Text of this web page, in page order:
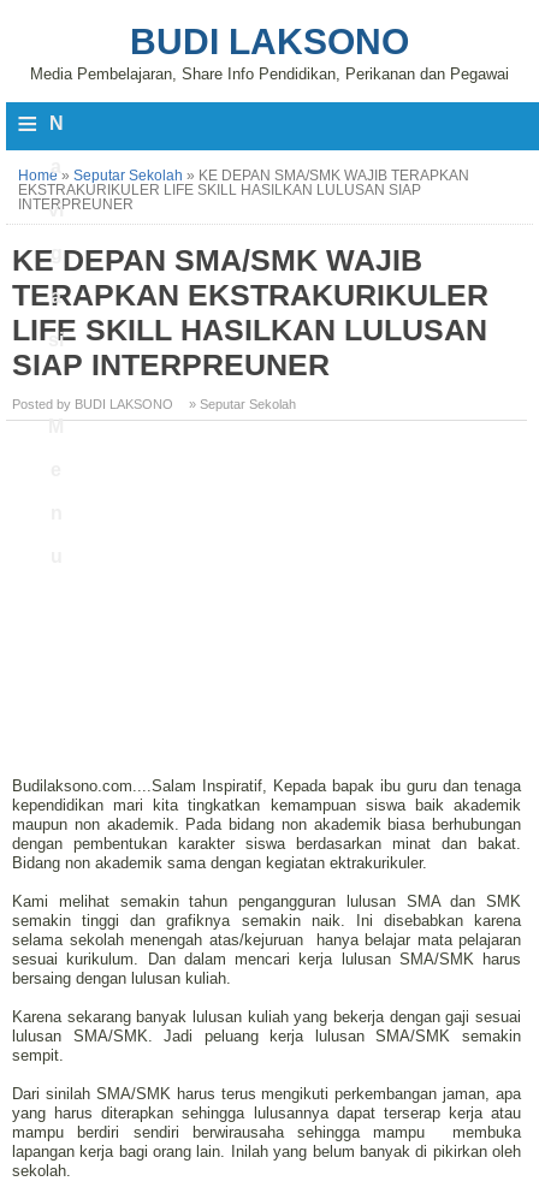
BUDI LAKSONO
Media Pembelajaran, Share Info Pendidikan, Perikanan dan Pegawai
≡ N
vi
g
a
si
M
Home » Seputar Sekolah » KE DEPAN SMA/SMK WAJIB TERAPKAN
EKSTRAKURIKULER LIFE SKILL HASILKAN LULUSAN SIAP
INTERPREUNER
KE DEPAN SMA/SMK WAJIB
TERAPKAN EKSTRAKURIKULER
LIFE SKILL HASILKAN LULUSAN
SIAP INTERPREUNER
Posted by BUDI LAKSONO » Seputar Sekolah
Budilaksono.com....Salam Inspiratif, Kepada bapak ibu guru dan tenaga
kependidikan mari kita tingkatkan kemampuan siswa baik akademik
maupun non akademik. Pada bidang non akademik biasa berhubungan
dengan pembentukan karakter siswa berdasarkan minat dan bakat.
Bidang non akademik sama dengan kegiatan ektrakurikuler.
Kami melihat semakin tahun pengangguran lulusan SMA dan SMK
semakin tinggi dan grafiknya semakin naik. Ini disebabkan karena
selama sekolah menengah atas/kejuruan hanya belajar mata pelajaran
sesuai kurikulum. Dan dalam mencari kerja lulusan SMA/SMK harus
bersaing dengan lulusan kuliah.
Karena sekarang banyak lulusan kuliah yang bekerja dengan gaji sesuai
lulusan SMA/SMK. Jadi peluang kerja lulusan SMA/SMK semakin
sempit.
Dari sinilah SMA/SMK harus terus mengikuti perkembangan jaman, apa
yang harus diterapkan sehingga lulusannya dapat terserap kerja atau
mampu berdiri sendiri berwirausaha sehingga mampu membuka
lapangan kerja bagi orang lain. Inilah yang belum banyak di pikirkan oleh
sekolah.